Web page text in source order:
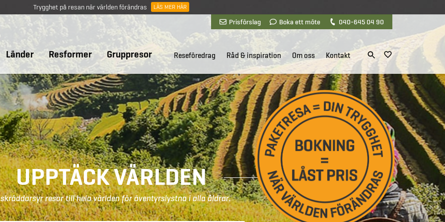
Trygghet på resan när världen förändras LÄS MER HÄR
Prisförslag Boka ett möte 040-645 04 90
Länder Resformer Gruppresor Reseföredrag Råd & inspiration Om oss Kontakt
UPPTÄCK VÄRLDEN
resor till hela världen för äventyrslystna i alla åldrar.